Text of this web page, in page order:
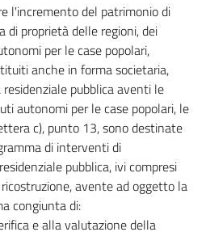
l'incremento del patrimonio di
di proprietà delle regioni, dei
per le case popolari,
anche in forma societaria,
pubblica aventi le
autonomi per le case popolari, le
c), punto 13, sono destinate
di interventi di
pubblica, ivi compresi
avente ad oggetto la
congiunta di:
e alla valutazione della